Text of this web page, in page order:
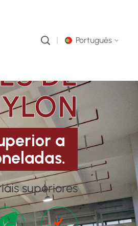
Português
English
русский
العربية
中文
DE
a
superiores